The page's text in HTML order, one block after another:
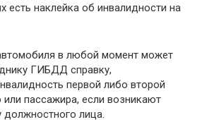
есть наклейка об инвалидности на
в любой момент может
ГИБДД справку,
первой либо второй
пассажира, если возникают
лица.